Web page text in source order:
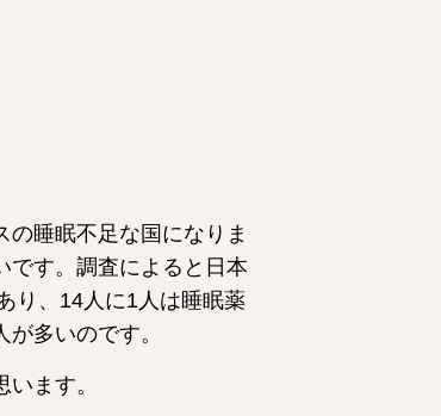
の睡眠不足な国になりま
です。調査によると日本
り、14人に1人は睡眠薬
多いのです。
ます。